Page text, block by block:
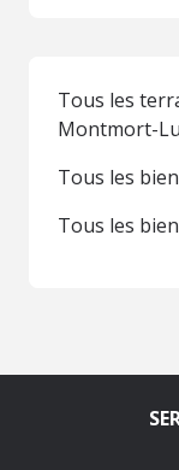
Tous les
Montmort-
Tous les
Tous les